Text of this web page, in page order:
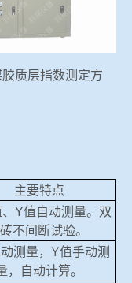
质层指数测定方
主要特点
Y值自动测量。双
不间断试验。
测量，Y值手动测
，自动计算。